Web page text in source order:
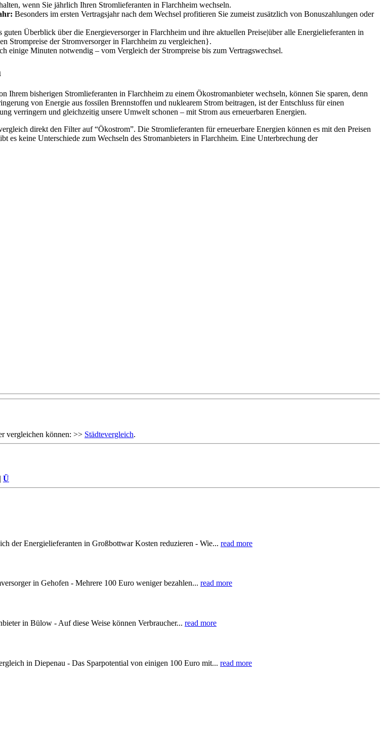
wenn Sie jährlich Ihren Stromlieferanten in Flarchheim wechseln.
Besonders im ersten Vertragsjahr nach dem Wechsel profitieren Sie zumeist zusätzlich von Bonuszahlungen oder
guten Überblick über die Energieversorger in Flarchheim und ihre aktuellen Preise|über alle Energielieferanten in
Strompreise der Stromversorger in Flarchheim zu vergleichen}.
einige Minuten notwendig – vom Vergleich der Strompreise bis zum Vertragswechsel.
bisherigen Stromlieferanten in Flarchheim zu einem Ökostromanbieter wechseln, können Sie sparen, denn
von Energie aus fossilen Brennstoffen und nuklearem Strom beitragen, ist der Entschluss für einen
verringern und gleichzeitig unsere Umwelt schonen – mit Strom aus erneuerbaren Energien.
direkt den Filter auf “Ökostrom”. Die Stromlieferanten für erneuerbare Energien können es mit den Preisen
keine Unterschiede zum Wechseln des Stromanbieters in Flarchheim. Eine Unterbrechung der
vergleichen können: >> Städtevergleich.
| Ü
der Energielieferanten in Großbottwar Kosten reduzieren - Wie... read more
in Gehofen - Mehrere 100 Euro weniger bezahlen... read more
in Bülow - Auf diese Weise können Verbraucher... read more
in Diepenau - Das Sparpotential von einigen 100 Euro mit... read more